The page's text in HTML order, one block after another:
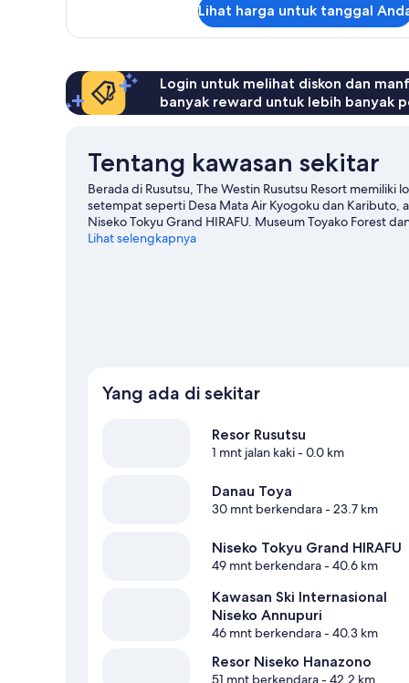
(Twin
story)
Kamar
kamar
tidur
(Twin
Lihat harga untuk tanggal
Login untuk melihat diskon dan
banyak reward untuk lebih banyak
Tentang kawasan sekitar
Berada di Rusutsu, The Westin Rusutsu Resort
setempat seperti Desa Mata Air Kyogoku dan Kaributo,
Niseko Tokyu Grand HIRAFU. Museum Toyako Forest
Taklukkan lereng sekitar dengan ski lintas-alam dan
Lihat selengkapnya
Yang ada di sekitar
Resor Rusutsu
1 mnt jalan kaki- 0.0 km
Danau Toya
30 mnt berkendara- 23.7 km
Niseko Tokyu Grand HIRAFU
49 mnt berkendara- 40.6 km
Kawasan Ski Internasional
Niseko Annupuri
46 mnt berkendara- 40.3 km
Resor Niseko Hanazono